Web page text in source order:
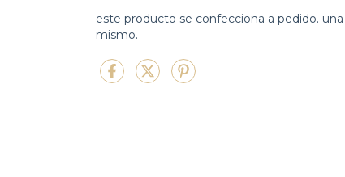
este producto se confecciona a pedido.
mismo.